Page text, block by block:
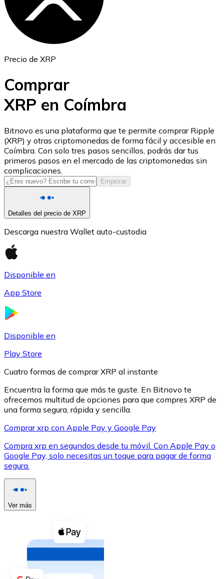
USD Coin
USDC
Litecoin
LTC
Ver todo
Compra criptomonedas con efectivo en tu tienda más
Comprar con efectivo
Transferencia SEPA
Añade fondos a tu cuenta Bitnovo o realiza compras
Precio de XRP
Comprar
XRP en Coímbra
Bitnovo es una plataforma que te permite comprar Ripple
(XRP) y otras criptomonedas de forma fácil y accesible en
Coímbra. Con solo tres pasos sencillos, podrás dar tus
primeros pasos en el mercado de las criptomonedas sin
complicaciones.
Empezar
Detalles del precio de XRP
Descarga nuestra Wallet auto-custodia
Disponible en
App Store
Disponible en
Play Store
Cuatro formas de comprar XRP al instante
Encuentra la forma que más te guste. En Bitnovo te
ofrecemos multitud de opciones para que compres XRP de
una forma segura, rápida y sencilla.
Comprar xrp con Apple Pay y Google Pay
Compra xrp en segundos desde tu móvil. Con Apple Pay o
Google Pay, solo necesitas un toque para pagar de forma
segura.
Ver más